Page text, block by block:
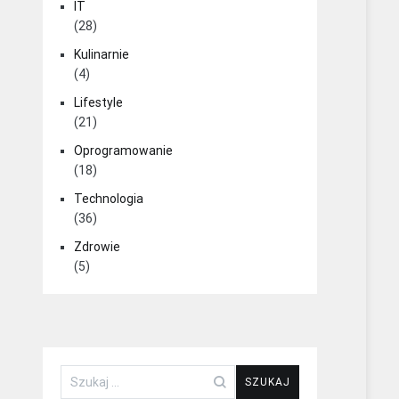
IT
(28)
Kulinarnie
(4)
Lifestyle
(21)
Oprogramowanie
(18)
Technologia
(36)
Zdrowie
(5)
Szukaj: